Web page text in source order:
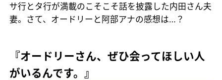
サ行とタ行が満載のこそこそ話を披露した内田さん夫
妻。さて、オードリーと阿部アナの感想は…？
『オードリーさん、ぜひ会ってほしい人
がいるんです。』